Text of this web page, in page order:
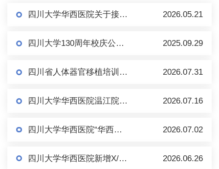
四川大学华西医院关于接收新药申报资料的公告 2026.05.21
四川大学130周年校庆公告（第一号） 2025.09.29
四川省人体器官移植培训基地2026-2027年度招生通知 2026.07.31
四川大学华西医院温江院区一层DR2、DR3机房装修项目比选公告 2026.07.16
四川大学华西医院“华西职工之家-悦动空间”建设项目外电增容项目比选公告 2026.07.02
四川大学华西医院新增X/γ射线一体化放射治疗系统核技术利用项目环境影响报告表全文公示 2026.06.26